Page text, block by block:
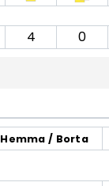
4 0
Hemma / Borta